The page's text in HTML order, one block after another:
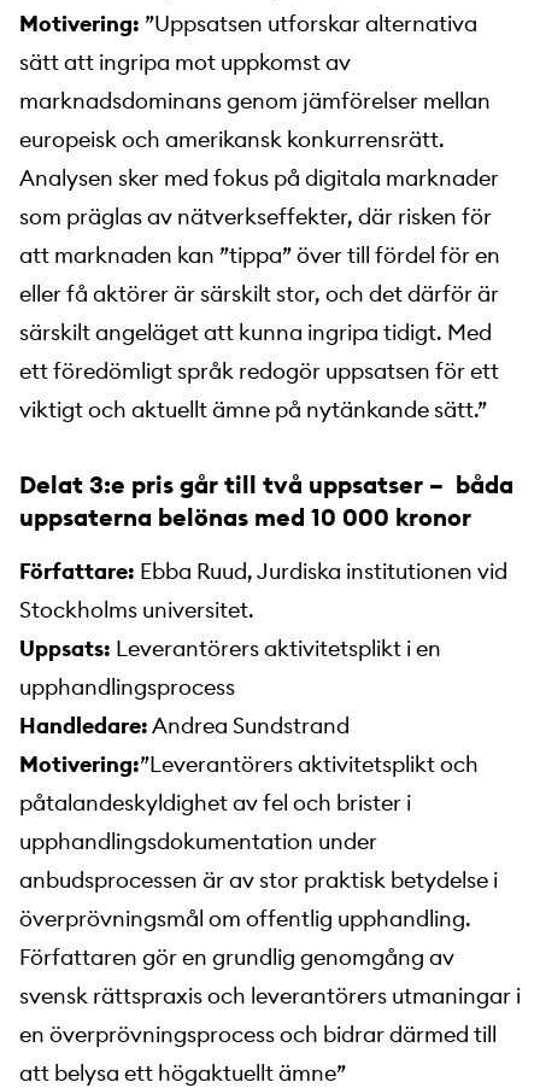
Motivering: ”Uppsatsen utforskar alternativa
sätt att ingripa mot uppkomst av
marknadsdominans genom jämförelser mellan
europeisk och amerikansk konkurrensrätt.
Analysen sker med fokus på digitala marknader
som präglas av nätverkseffekter, där risken för
att marknaden kan ”tippa” över till fördel för en
eller få aktörer är särskilt stor, och det därför är
särskilt angeläget att kunna ingripa tidigt. Med
ett föredömligt språk redogör uppsatsen för ett
viktigt och aktuellt ämne på nytänkande sätt.”
Delat 3:e pris går till två uppsatser – båda
uppsaterna belönas med 10 000 kronor
Författare: Ebba Ruud, Jurdiska institutionen vid
Stockholms universitet.
Uppsats: Leverantörers aktivitetsplikt i en
upphandlingsprocess
Handledare:Andrea Sundstrand
Motivering:”Leverantörers aktivitetsplikt och
påtalandeskyldighet av fel och brister i
upphandlingsdokumentation under
anbudsprocessen är av stor praktisk betydelse i
överprövningsmål om offentlig upphandling.
Författaren gör en grundlig genomgång av
svensk rättspraxis och leverantörers utmaningar i
en överprövningsprocess och bidrar därmed till
att belysa ett högaktuellt ämne”